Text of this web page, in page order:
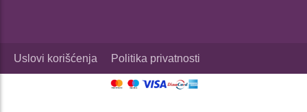
Uslovi korišćenja Politika privatnosti